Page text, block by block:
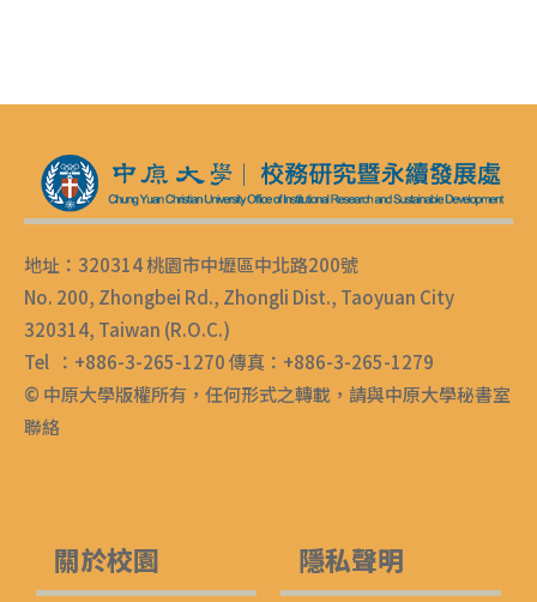
地址：320314 桃園市中壢區中北路200號
No. 200, Zhongbei Rd., Zhongli Dist., Taoyuan City
320314, Taiwan (R.O.C.)
Tel ：+886-3-265-1270 傳真：+886-3-265-1279
© 中原大學版權所有，任何形式之轉載，請與中原大學秘書室
聯絡
關於校園 隱私聲明